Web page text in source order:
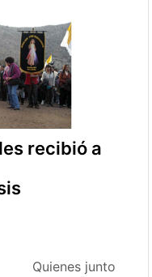
recibió a
Quienes junto